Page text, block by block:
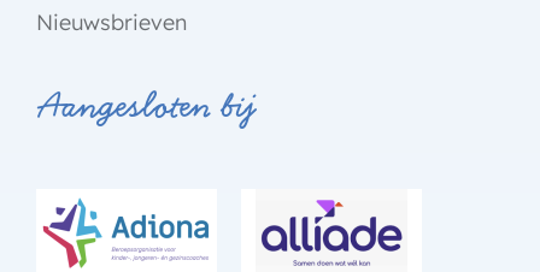
Nieuwsbrieven
Aangesloten bij